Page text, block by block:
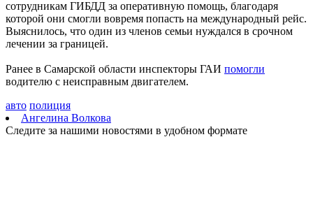
08.08.2026 | 10:15
День физкультурника в России: какие праздники отмечают 8
августа
08.08.2026 | 09:54
Кардиолог Алексей Алексеенко рассказал, как снизить риски
для здоровья в жару
08.08.2026 | 09:07
8 августа вражеские БПЛА атаковали промышленное
предприятие в Самарской области
08.08.2026 | 09:02
В Кошкинском районе благоустраивают 7 общественных
сотрудникам ГИБДД за оперативную помощь, благодаря
которой они смогли вовремя попасть на международный рейс.
Выяснилось, что один из членов семьи нуждался в срочном
лечении за границей.
Ранее в Самарской области инспекторы ГАИ помогли
водителю с неисправным двигателем.
авто полиция
Ангелина Волкова
Следите за нашими новостями в удобном формате